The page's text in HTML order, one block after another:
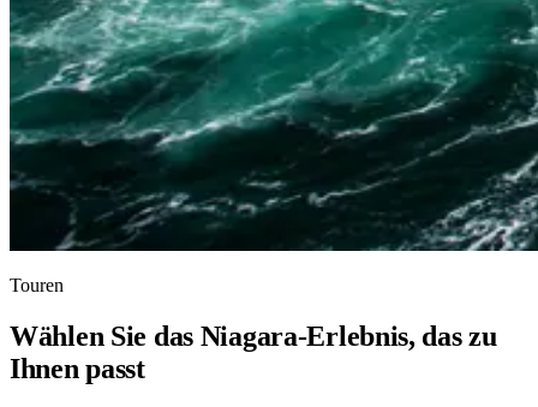
Touren
Wählen Sie das Niagara-Erlebnis, das zu
Ihnen passt